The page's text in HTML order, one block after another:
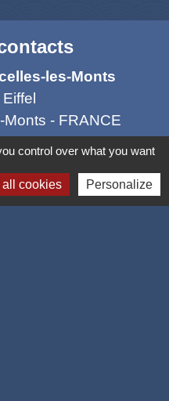
les-Monts
- FRANCE
control over what you want
all cookies Personalize